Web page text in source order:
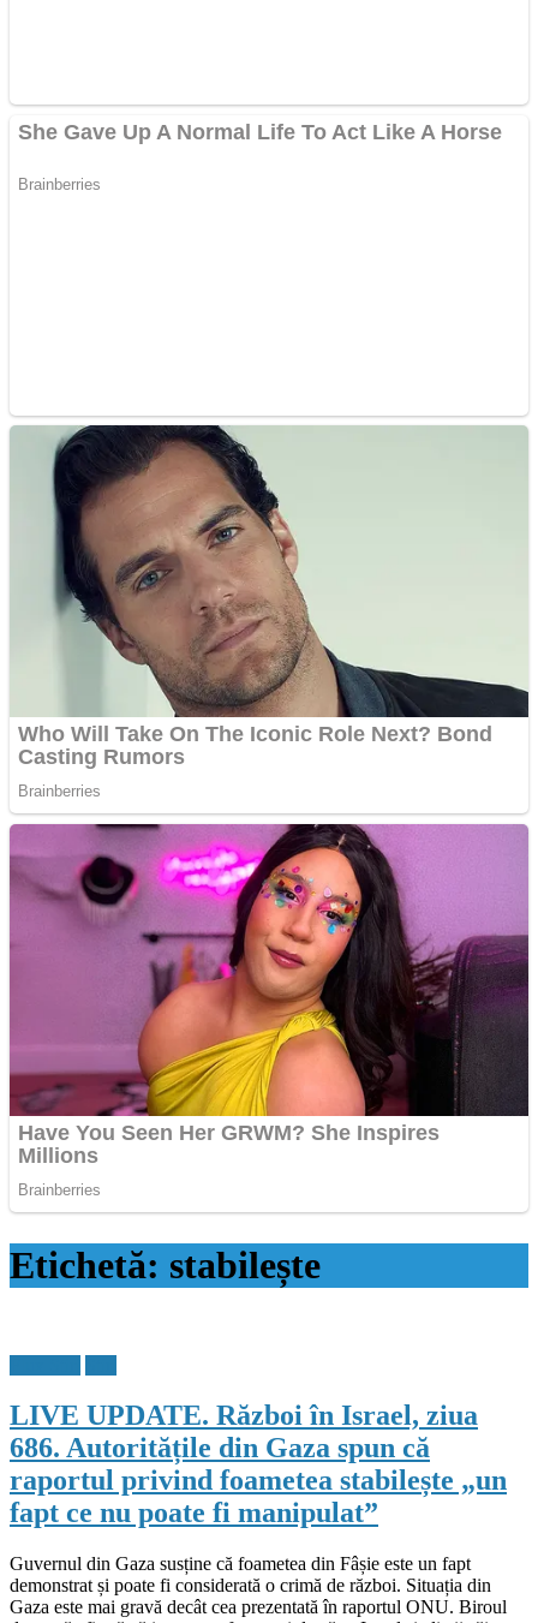
Etichetă: stabilește
LIVE UPDATE. Război în Israel, ziua
686. Autoritățile din Gaza spun că
raportul privind foametea stabilește „un
fapt ce nu poate fi manipulat”
Guvernul din Gaza susține că foametea din Fâșie este un fapt
demonstrat și poate fi considerată o crimă de război. Situația din
Gaza este mai gravă decât cea prezentată în raportul ONU. Biroul